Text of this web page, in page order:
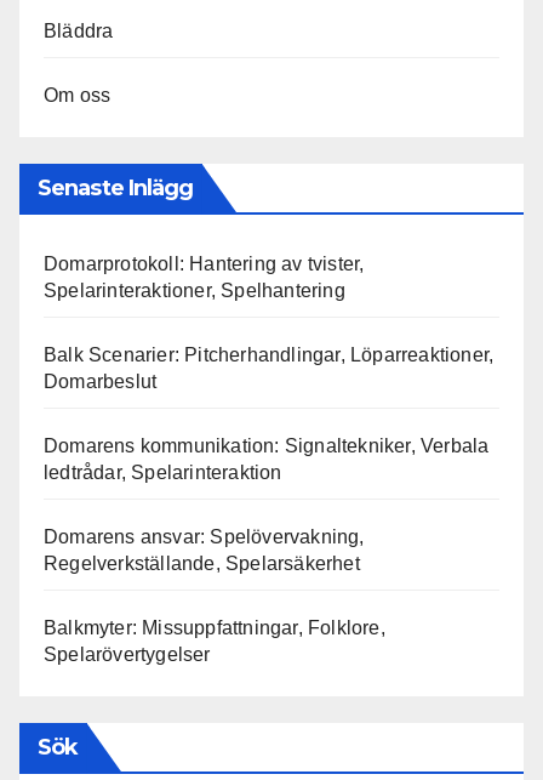
Bläddra
Om oss
Senaste Inlägg
Domarprotokoll: Hantering av tvister,
Spelarinteraktioner, Spelhantering
Balk Scenarier: Pitcherhandlingar, Löparreaktioner,
Domarbeslut
Domarens kommunikation: Signaltekniker, Verbala
ledtrådar, Spelarinteraktion
Domarens ansvar: Spelövervakning,
Regelverkställande, Spelarsäkerhet
Balkmyter: Missuppfattningar, Folklore,
Spelarövertygelser
Sök